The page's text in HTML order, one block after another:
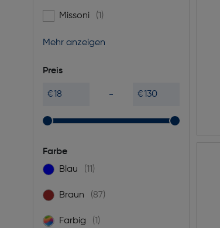
Missoni (1)
Filtern nach Marke: Missoni
Mehr anzeigen
Preis
€ €
Farbe
Blau
(11)
Filtern nach Farbe: Blau
Braun (87)
Filtern nach Farbe: Braun
Farbig (1)
Filtern nach Farbe: Farbig